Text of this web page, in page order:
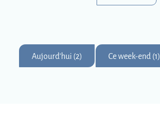
Aujourd'hui (2) Ce week-end (1)